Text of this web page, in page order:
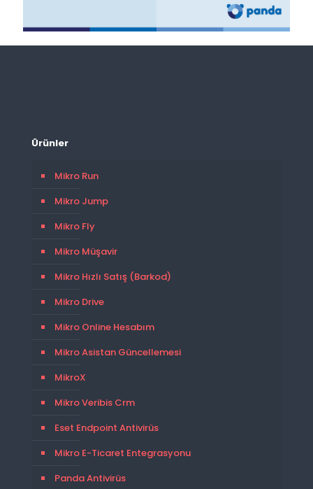
Ürünler
Mikro Run
Mikro Jump
Mikro Fly
Mikro Müşavir
Mikro Hızlı Satış (Barkod)
Mikro Drive
Mikro Online Hesabım
Mikro Asistan Güncellemesi
MikroX
Mikro Veribis Crm
Eset Endpoint Antivirüs
Mikro E-Ticaret Entegrasyonu
Panda Antivirüs